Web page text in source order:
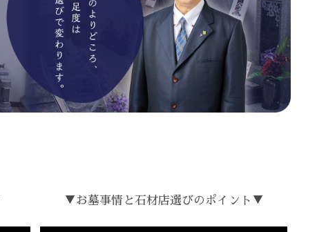
▼お墓事情と石材店選びのポイント▼